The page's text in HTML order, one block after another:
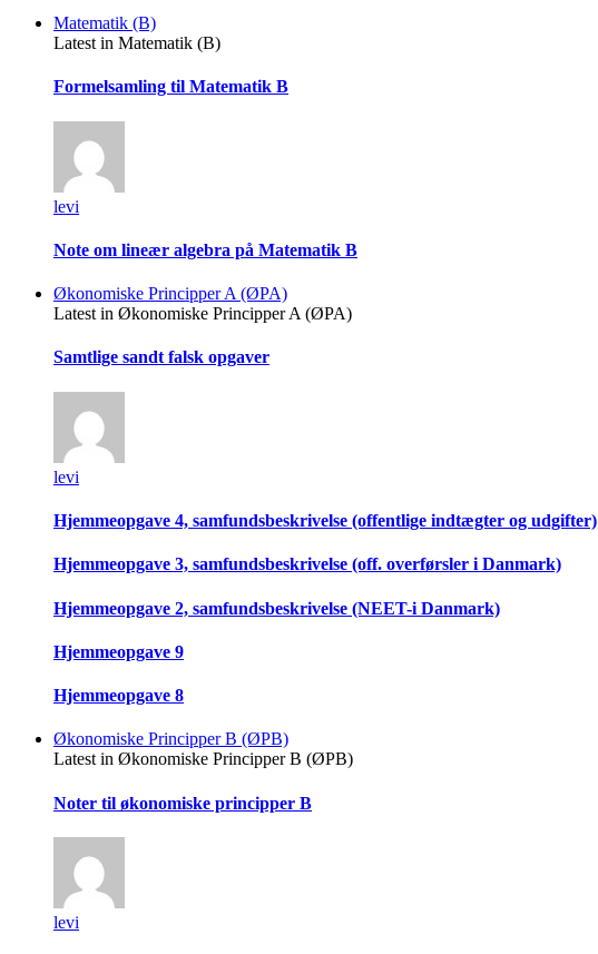
Matematik (B)
Latest in Matematik (B)
Formelsamling til Matematik B
levi
Note om lineær algebra på Matematik B
Økonomiske Principper A (ØPA)
Latest in Økonomiske Principper A (ØPA)
Samtlige sandt falsk opgaver
levi
Hjemmeopgave 4, samfundsbeskrivelse (offentlige indtægter og udgifter)
Hjemmeopgave 3, samfundsbeskrivelse (off. overførsler i Danmark)
Hjemmeopgave 2, samfundsbeskrivelse (NEET-i Danmark)
Hjemmeopgave 9
Hjemmeopgave 8
Økonomiske Principper B (ØPB)
Latest in Økonomiske Principper B (ØPB)
Noter til økonomiske principper B
levi